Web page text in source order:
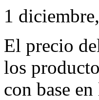
1
El precio
los
con base